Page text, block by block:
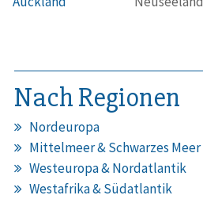
Nach Regionen
Nordeuropa
Mittelmeer & Schwarzes Meer
Westeuropa & Nordatlantik
Westafrika & Südatlantik